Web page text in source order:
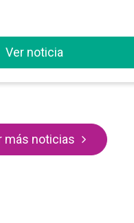
Ver noticia
más noticias